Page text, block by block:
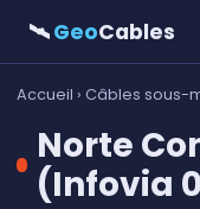
🛰GeoCables
Accueil › Câbles sous-
Norte
(Infovia